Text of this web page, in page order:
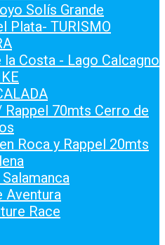
Solís Grande
Plata- TURISMO
la Costa - Lago Calcagno
Rappel 70mts Cerro de
Roca y Rappel 20mts
Aventura
Race